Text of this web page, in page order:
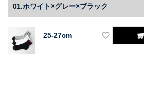
01.ホワイト×グレー×ブラック
25-27cm